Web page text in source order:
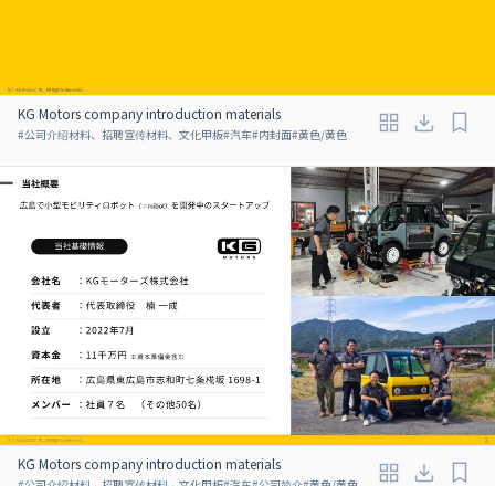
KG Motors company introduction materials
#公司介绍材料、招聘宣传材料、文化甲板#汽车#内封面#黄色/黄色
KG Motors company introduction materials